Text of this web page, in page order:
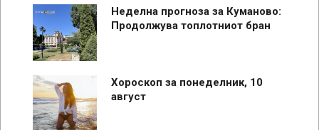
Неделна прогноза за Куманово:
Продолжува топлотниот бран
Хороскоп за понеделник, 10
август